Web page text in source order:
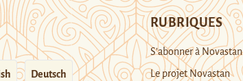
Deutsch
RUBRIQUES
S’abonner à Novastan
Le projet Novastan